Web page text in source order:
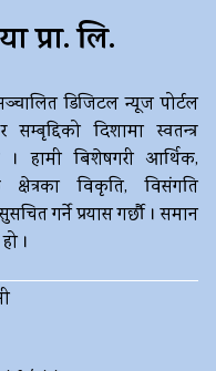
प्रा. लि.
डिजिटल न्यूज पोर्टल
दिशामा स्वतन्त्र
। हामी बिशेषगरी आर्थिक,
विकृति, विसंगति
गर्ने प्रयास गर्छौ । समान
।